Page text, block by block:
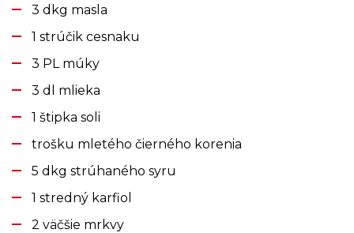
3 dkg masla
1 strúčik cesnaku
3 PL múky
3 dl mlieka
1 štipka soli
trošku mletého čierného korenia
5 dkg strúhaného syru
1 stredný karfiol
2 väčšie mrkvy